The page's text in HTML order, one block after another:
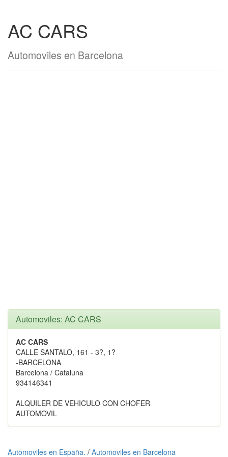
AC CARS
Automoviles en Barcelona
Automoviles: AC CARS
AC CARS
CALLE SANTALO, 161 - 3?, 1?
-BARCELONA
Barcelona / Cataluna
934146341
ALQUILER DE VEHICULO CON CHOFER
AUTOMOVIL
Automoviles en España. / Automoviles en Barcelona